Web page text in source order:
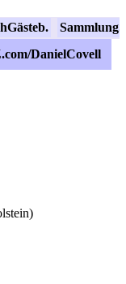
Gästeb. Sammlung
DanielCovell